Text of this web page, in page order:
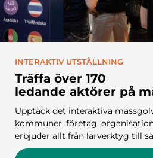
INTERAKTIV UTSTÄLLNING
Träffa över 170
ledande aktörer på
Upptäck det interaktiva
kommuner, företag,
erbjuder allt från lärverktyg till